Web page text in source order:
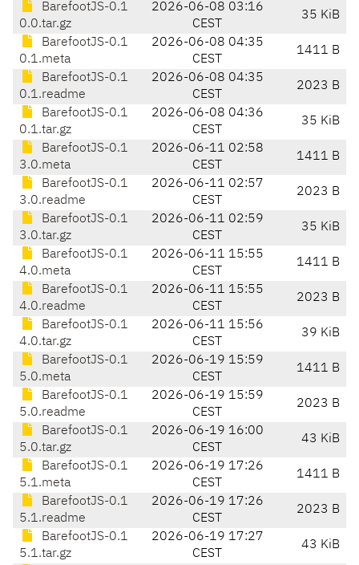
BarefootJS-0.1
0.0.tar.gz
2026-06-08 03:16
CEST
35 KiB
BarefootJS-0.1
0.1.meta
2026-06-08 04:35
CEST
1411 B
BarefootJS-0.1
0.1.readme
2026-06-08 04:35
CEST
2023 B
BarefootJS-0.1
0.1.tar.gz
2026-06-08 04:36
CEST
35 KiB
BarefootJS-0.1
3.0.meta
2026-06-11 02:58
CEST
1411 B
BarefootJS-0.1
3.0.readme
2026-06-11 02:57
CEST
2023 B
BarefootJS-0.1
3.0.tar.gz
2026-06-11 02:59
CEST
35 KiB
BarefootJS-0.1
4.0.meta
2026-06-11 15:55
CEST
1411 B
BarefootJS-0.1
4.0.readme
2026-06-11 15:55
CEST
2023 B
BarefootJS-0.1
4.0.tar.gz
2026-06-11 15:56
CEST
39 KiB
BarefootJS-0.1
5.0.meta
2026-06-19 15:59
CEST
1411 B
BarefootJS-0.1
5.0.readme
2026-06-19 15:59
CEST
2023 B
BarefootJS-0.1
5.0.tar.gz
2026-06-19 16:00
CEST
43 KiB
BarefootJS-0.1
5.1.meta
2026-06-19 17:26
CEST
1411 B
BarefootJS-0.1
5.1.readme
2026-06-19 17:26
CEST
2023 B
BarefootJS-0.1
5.1.tar.gz
2026-06-19 17:27
CEST
43 KiB